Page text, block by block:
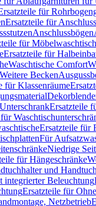
für
Ersatzteile für
Anschlussbögen
für
Ersatzteile für
Waschtische Comfort
Becken
für Klassenräume
Ersatzteile
Ersatzteile für
Für
Niedrige
für Hängeschränke
und
integrierter Beleuchtung
Ersatzteile für
Netzbetrieb